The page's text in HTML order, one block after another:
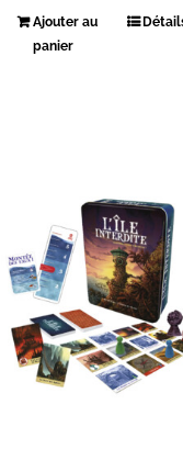
Ajouter au
panier